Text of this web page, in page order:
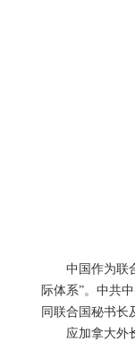
中国作为联
际体系”。中共
同联合国秘书长
应加拿大外